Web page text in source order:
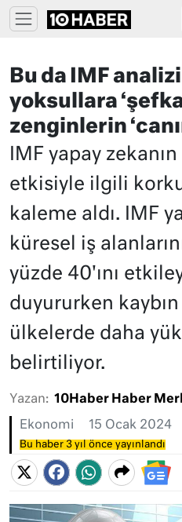
Bu da IMF
yoksullara
zenginlerin
IMF yapay
etkisiyle ilgili
kaleme aldı. IMF
küresel iş
yüzde 40'ını
duyururken
ülkelerde daha
belirtiliyor.
Yazan: 10Haber Haber
Ekonomi 15 Ocak 2024
Bu haber 3 yıl önce yayınlandı